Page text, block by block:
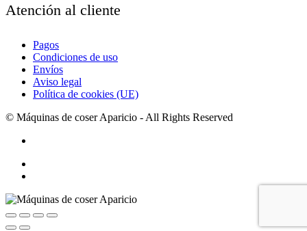
Atención al cliente
Pagos
Condiciones de uso
Envíos
Aviso legal
Política de cookies (UE)
© Máquinas de coser Aparicio - All Rights Reserved